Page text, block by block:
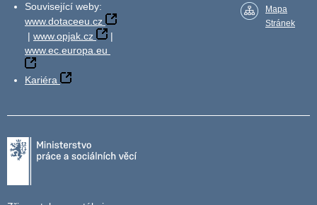
Související weby:
www.dotaceeu.cz
| www.opjak.cz
|
www.ec.europa.eu
Kariéra
Mapa
Stránek